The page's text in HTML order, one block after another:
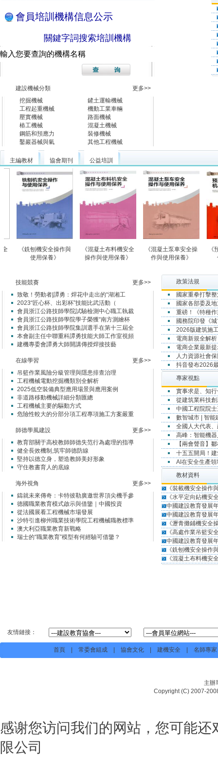
會員培訓機構信息公示
關鍵字詞搜索培訓機構
建設機械分類
更多>>
挖掘機械
鏟土運輸機械
工程起重機械
機動工業車輛
壓實機械
路面機械
樁工機械
混凝土機械
鋼筋和預應力
裝修機械
鑿巖器械與氣
其他工程機械
主編教材 協會期刊 公益培訓
銑刨機安全操作與
使用保養》
《混凝土布料機安全
操作與使用保養》
《混凝土泵車安全操
作與使用保養》
《預應力設
化施工
技能競賽
更多>>
致敬！勞動者|譚勇：焊花中走出的“湖湘工
2023“匠心杯、出彩杯”技能比武活動（
會員浙江公路技師學院試驗檢測中心職工執裁
會員浙江公路技師學院學子榮獲“南方測繪杯
會員浙江公路技師學院集訓選手在第十三屆全
本會副主任中聯重科譚勇技能大師工作室視頻
建機專委會譚勇大師開講傳授焊接技藝
在線學習
更多>>
吊籃作業風險分級管理與隱患排查治理
工程機械電動挖掘機類別全解析
2025低空裝備典型應用場景與應用案例
非道路移動機械詳細分類匯總
工程機械主要的驅動方式
危險性較大的分部分項工程專項施工方案嚴重
師德學風建設
更多>>
教育部關于高校教師師德失范行為處理的指導
健全長效機制,筑牢師德防線
堅持以德立身，塑造教師美好形象
守住教書育人的底線
海外視角
更多>>
鑄就未來傳奇：卡特彼勒廣邀世界頂尖機手參
德國職業教育模式啟示與借鑒｜中國投資
從法國展看工程機械市場發展
沙特引進柳州職業技術學院工程機械職教標準
澳大利亞職業教育新戰略
瑞士的“職業教育”模型有何經驗可借鑒？
政策法規
國家重拳打擊
國家各部委及
重磅！《特種
國務院印發《
2026版建筑施
電商新規全解
電商企業最新提
人力資源社會
抖音發布2026
專家視點
實事求是、
從建筑業科技
中國工程院院
數智城市 | 智能
全國人大代表
高峰：智能機
【兩會聲音】
十五五開局！
AI在安全生產
教材資料
《裝載機安全操作
《水平定向鉆機安
中國建設教育發展
中國建設教育發展
《瀝青攤鋪機安全
《高處作業吊籃安
中國建設教育發展
《銑刨機安全操作
《混凝土布料機安
友情鏈接：
首頁| 常委會組成| 協會文化| 建機安全 名師專家
主
Copyright (C) 2007-
感谢您访问我们的网站，您可能
限公司